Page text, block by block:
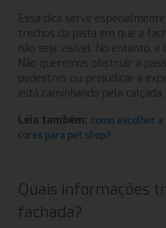
Essa dica serve
trechos da pista em que a
não seja visível. No entanto,
Não queremos obstruir a
pedestres ou prejudicar a
está caminhando pela calçada,
Leia também: como escolher
cores para pet shop?
Quais informações
fachada?